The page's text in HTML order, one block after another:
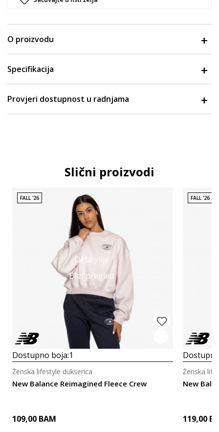
O proizvodu
Specifikacija
Provjeri dostupnost u radnjama
Slični proizvodi
Detaljnije
Brzi pregled
FALL '26
Dostupno boja:1
New Balance Reimagined Fleece Crew
Ženska lifestyle dukserica
109,00 BAM
FALL '26
New
Ženska
119,00